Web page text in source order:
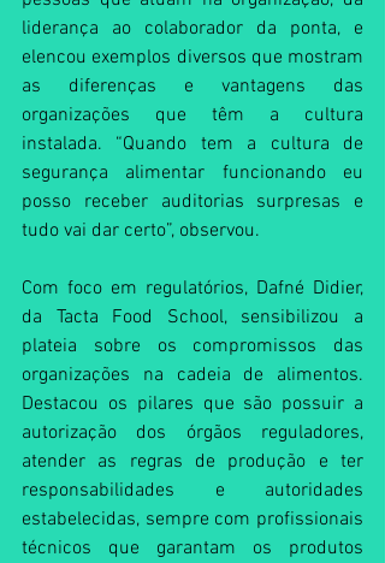
liderança ao colaborador da ponta, e
elencou exemplos diversos que mostram
as diferenças e vantagens das
organizações que têm a cultura
instalada. “Quando tem a cultura de
segurança alimentar funcionando eu
posso receber auditorias surpresas e
tudo vai dar certo”, observou.
Com foco em regulatórios, Dafné Didier,
da Tacta Food School, sensibilizou a
plateia sobre os compromissos das
organizações na cadeia de alimentos.
Destacou os pilares que são possuir a
autorização dos órgãos reguladores,
atender as regras de produção e ter
responsabilidades e autoridades
estabelecidas, sempre com profissionais
técnicos que garantam os produtos